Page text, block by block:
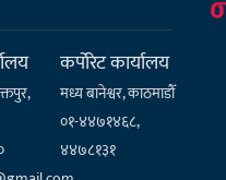
कर्पाेरेट कार्यालय
मध्य बानेश्वर, काठमाडौँ
०१-४४७१४६८,
४४७८१३१